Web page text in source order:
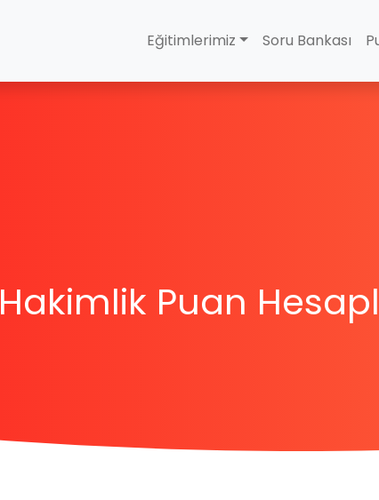
Eğitimlerimiz Soru Bankası
Hakimlik Puan